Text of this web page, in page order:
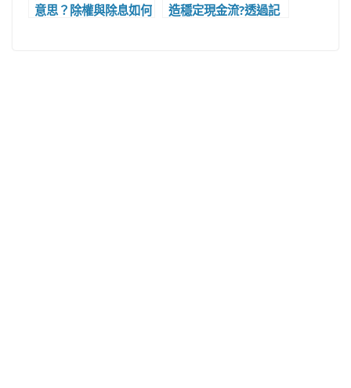
意思？除權與除息如何
造穩定現金流?透過記